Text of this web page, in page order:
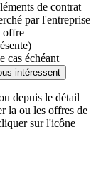
de contrat
par l'entreprise
offre
cas échéant
intéressent
depuis le détail
la ou les offres de
sur l'icône